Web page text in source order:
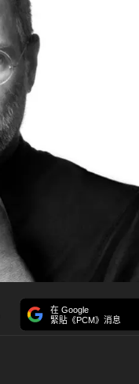
在 Google
緊貼《PCM》消息